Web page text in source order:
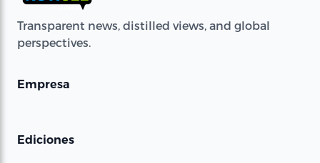
Transparent news, distilled views, and global
perspectives.
Empresa
Ediciones